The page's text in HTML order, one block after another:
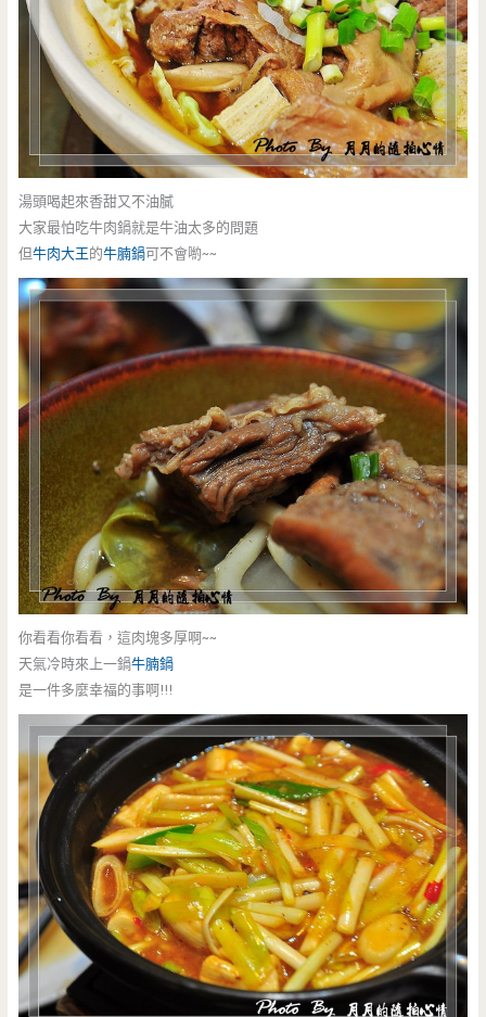
湯頭喝起來香甜又不油膩
大家最怕吃牛肉鍋就是牛油太多的問題
但牛肉大王的牛腩鍋可不會喲~~
你看看你看看，這肉塊多厚啊~~
天氣冷時來上一鍋牛腩鍋
是一件多麼幸福的事啊!!!